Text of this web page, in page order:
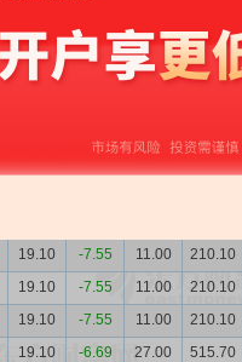
-7.72 389.25
19.00 -8.08 19.51 370.75
-7.55 12.20 233.02
19.10 -7.55 11.00 210.10
19.10 -7.55 11.00 210.10
19.10 -7.55 11.00 210.10
19.10 -6.69 27.00 515.70